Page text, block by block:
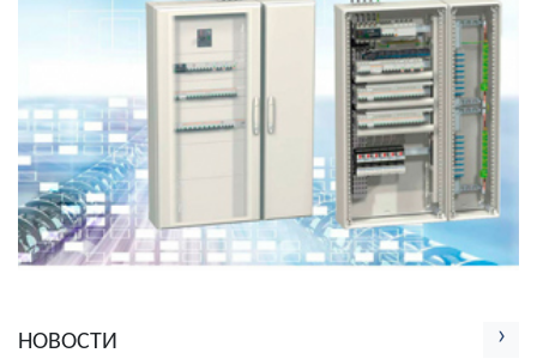
НОВОСТИ ›